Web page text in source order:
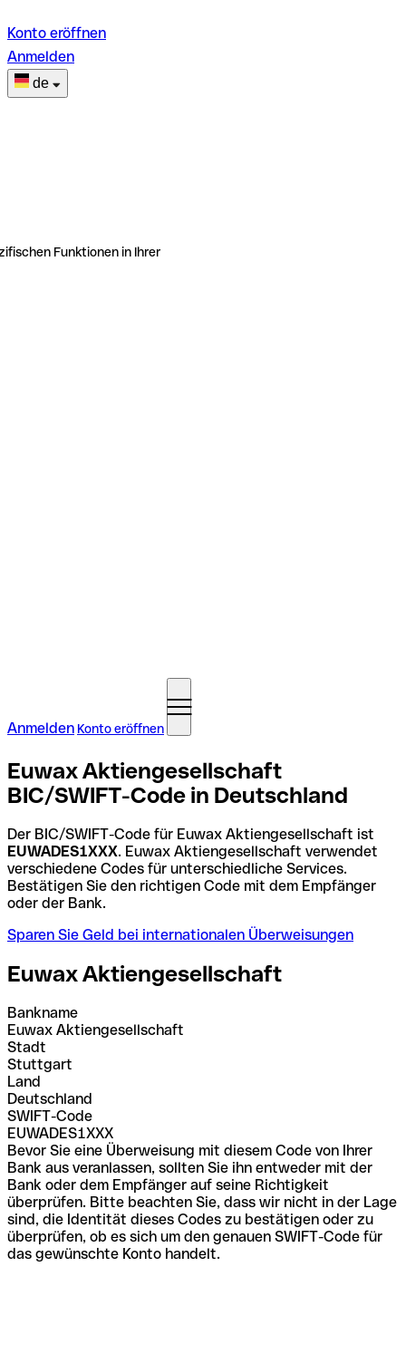
Konto eröffnen
Anmelden
de
Funktionen in Ihrer
Anmelden Konto eröffnen
Euwax Aktiengesellschaft
BIC/SWIFT-Code in Deutschland
Der BIC/SWIFT-Code für Euwax Aktiengesellschaft ist
EUWADES1XXX. Euwax Aktiengesellschaft verwendet
verschiedene Codes für unterschiedliche Services.
Bestätigen Sie den richtigen Code mit dem Empfänger
oder der Bank.
Sparen Sie Geld bei internationalen Überweisungen
Euwax Aktiengesellschaft
Bankname
Euwax Aktiengesellschaft
Stadt
Stuttgart
Land
Deutschland
SWIFT-Code
EUWADES1XXX
Bevor Sie eine Überweisung mit diesem Code von Ihrer
Bank aus veranlassen, sollten Sie ihn entweder mit der
Bank oder dem Empfänger auf seine Richtigkeit
überprüfen. Bitte beachten Sie, dass wir nicht in der Lage
sind, die Identität dieses Codes zu bestätigen oder zu
überprüfen, ob es sich um den genauen SWIFT-Code für
das gewünschte Konto handelt.